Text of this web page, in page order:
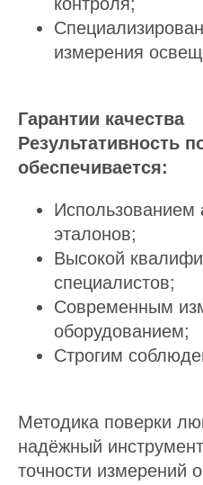
измерения
Гарантии качества
Результативность
обеспечивается:
Использованием
эталонов;
Высокой
специалистов;
Современным
оборудованием;
Строгим
Методика поверки
надёжный
точности измерений